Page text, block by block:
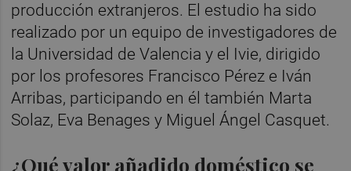
producción extranjeros. El estudio ha sido
realizado por un equipo de investigadores de
la Universidad de Valencia y el Ivie, dirigido
por los profesores Francisco Pérez e Iván
Arribas, participando en él también Marta
Solaz, Eva Benages y Miguel Ángel Casquet.
¿Qué valor añadido doméstico se